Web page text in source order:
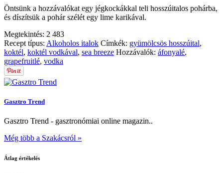
Öntsünk a hozzávalókat egy jégkockákkal teli hosszúitalos pohárba,
és díszítsük a pohár szélét egy lime karikával.
Megtekintés: 2 483
Recept típus: Alkoholos italok Címkék: gyümölcsös hosszúital,
koktél, koktél vodkával, sea breeze Hozzávalók: áfonyalé,
grapefruitlé, vodka
Gasztro Trend
Gasztro Trend - gasztronómiai online magazin..
Még több a Szakácsról »
Átlag értékelés